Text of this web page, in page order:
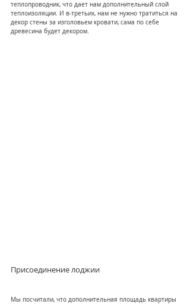
теплопроводник, что дает нам дополнительный слой
теплоизоляции. И в-третьих, нам не нужно тратиться на
декор стены за изголовьем кровати, сама по себе
древесина будет декором.
Присоединение лоджии
Мы посчитали, что дополнительная площадь квартиры